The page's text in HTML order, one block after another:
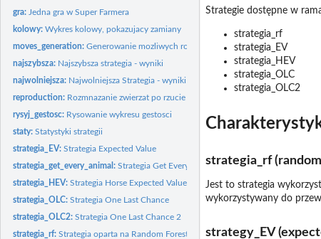
gra: Jedna gra w Super Farmera
kolowy:Wykres kolowy, pokazujacy zamiany
moves_generation:Generowanie mozliwych rochow
najszybsza: Najszybsza strategia - wyniki
najwolniejsza: Najwolniejsza Strategia - wyniki
reproduction: Rozmnazanie zwierzat po rzucie
rysyj_gestosc: Rysowanie wykresu gestosci
staty:Statystyki strategii
strategia_EV:Strategia Expected Value
strategia_get_every_animal:Strategia Get Every Animal
strategia_HEV:Strategia Horse Expected Value
strategia_OLC:Strategia One Last Chance
strategia_OLC2:Strategia One Last Chance 2
strategia_rf:Strategia oparta na Random Forest
Strategie dostępne w
strategia_rf
strategia_EV
strategia_HEV
strategia_OLC
strategia_OLC2
strategia_rf
Jest to strategia
wykorzystywany do
strategy_EV